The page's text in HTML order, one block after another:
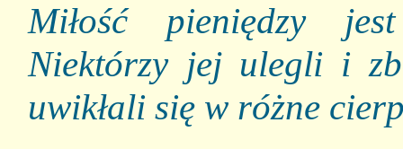
Miłość pieniędzy
Niektórzy jej ulegli i
uwikłali się w różne